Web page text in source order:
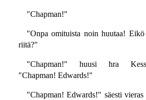
"Chapman!"
"Onpa omituista noin huutaa!
riitä?"
"Chapman!" huusi hra
"Chapman! Edwards!"
"Chapman! Edwards!" säesti